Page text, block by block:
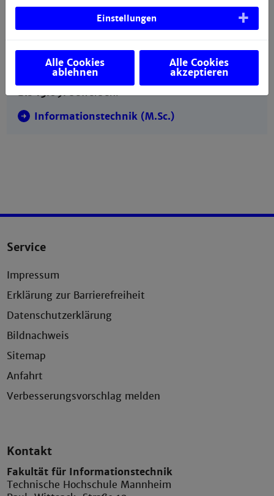
Bewerbungszeitraum Medizintechnik und
Technische Informatik: 15.05.-15.07.2026
Zur Onlinebewerbung
Bis 15.09.bewerben:
Informationstechnik (M.Sc.)
Service
Impressum
Erklärung zur Barrierefreiheit
Datenschutzerklärung
Bildnachweis
Sitemap
Anfahrt
Verbesserungsvorschlag melden
Kontakt
Fakultät für Informationstechnik
Technische Hochschule Mannheim
Einstellungen
Alle Cookies
ablehnen
Alle Cookies
akzeptieren